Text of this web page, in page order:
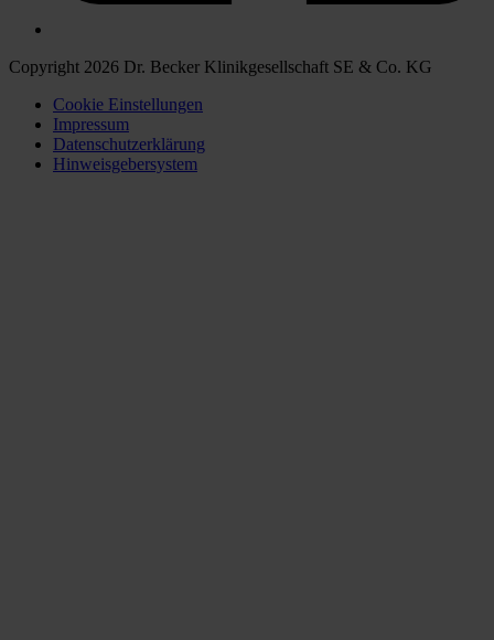
Copyright 2026 Dr. Becker Klinikgesellschaft SE & Co. KG
Cookie Einstellungen
Impressum
Datenschutzerklärung
Hinweisgebersystem